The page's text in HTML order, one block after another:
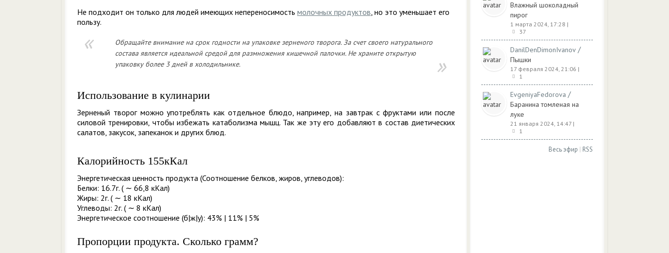
Не подходит он только для людей имеющих непереносимость молочных продуктов, но это уменьшает его
пользу.
Обращайте внимание на срок годности на упаковке зерненого творога. За счет своего натурального
состава является идеальной средой для размножения кишечной палочки. Не храните открытую
упаковку более 3 дней в холодильнике.
Использование в кулинарии
Зерненый творог можно употреблять как отдельное блюдо, например, на завтрак с фруктами или после
силовой тренировки, чтобы избежать катаболизма мышц. Так же эту его добавляют в состав диетических
салатов, закусок, запеканок и других блюд.
Калорийность 155кКал
Энергетическая ценность продукта (Соотношение белков, жиров, углеводов):
Белки: 16.7г. ( ∼ 66,8 кКал)
Жиры: 2г. ( ∼ 18 кКал)
Углеводы: 2г. ( ∼ 8 кКал)
Энергетическое соотношение (б|ж|у): 43% | 11% | 5%
Пропорции продукта. Сколько грамм?
Влажный шоколадный
пирог
1 марта 2024, 17:28 |
37
DanilDenDimonIvanov /
Пышки
17 февраля 2024, 21:06 |
1
EvgeniyaFedorova /
Баранина томленая на
луке
21 января 2024, 14:47 |
1
Весь эфир | RSS